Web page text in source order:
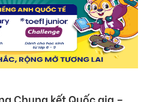
điểm tổ chức Vòng